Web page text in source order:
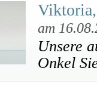
am
Unsere
Onkel